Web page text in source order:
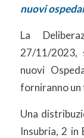
nuovi
La
27/11/2023,
nuovi
forniranno
Una
Insubria, 2 in